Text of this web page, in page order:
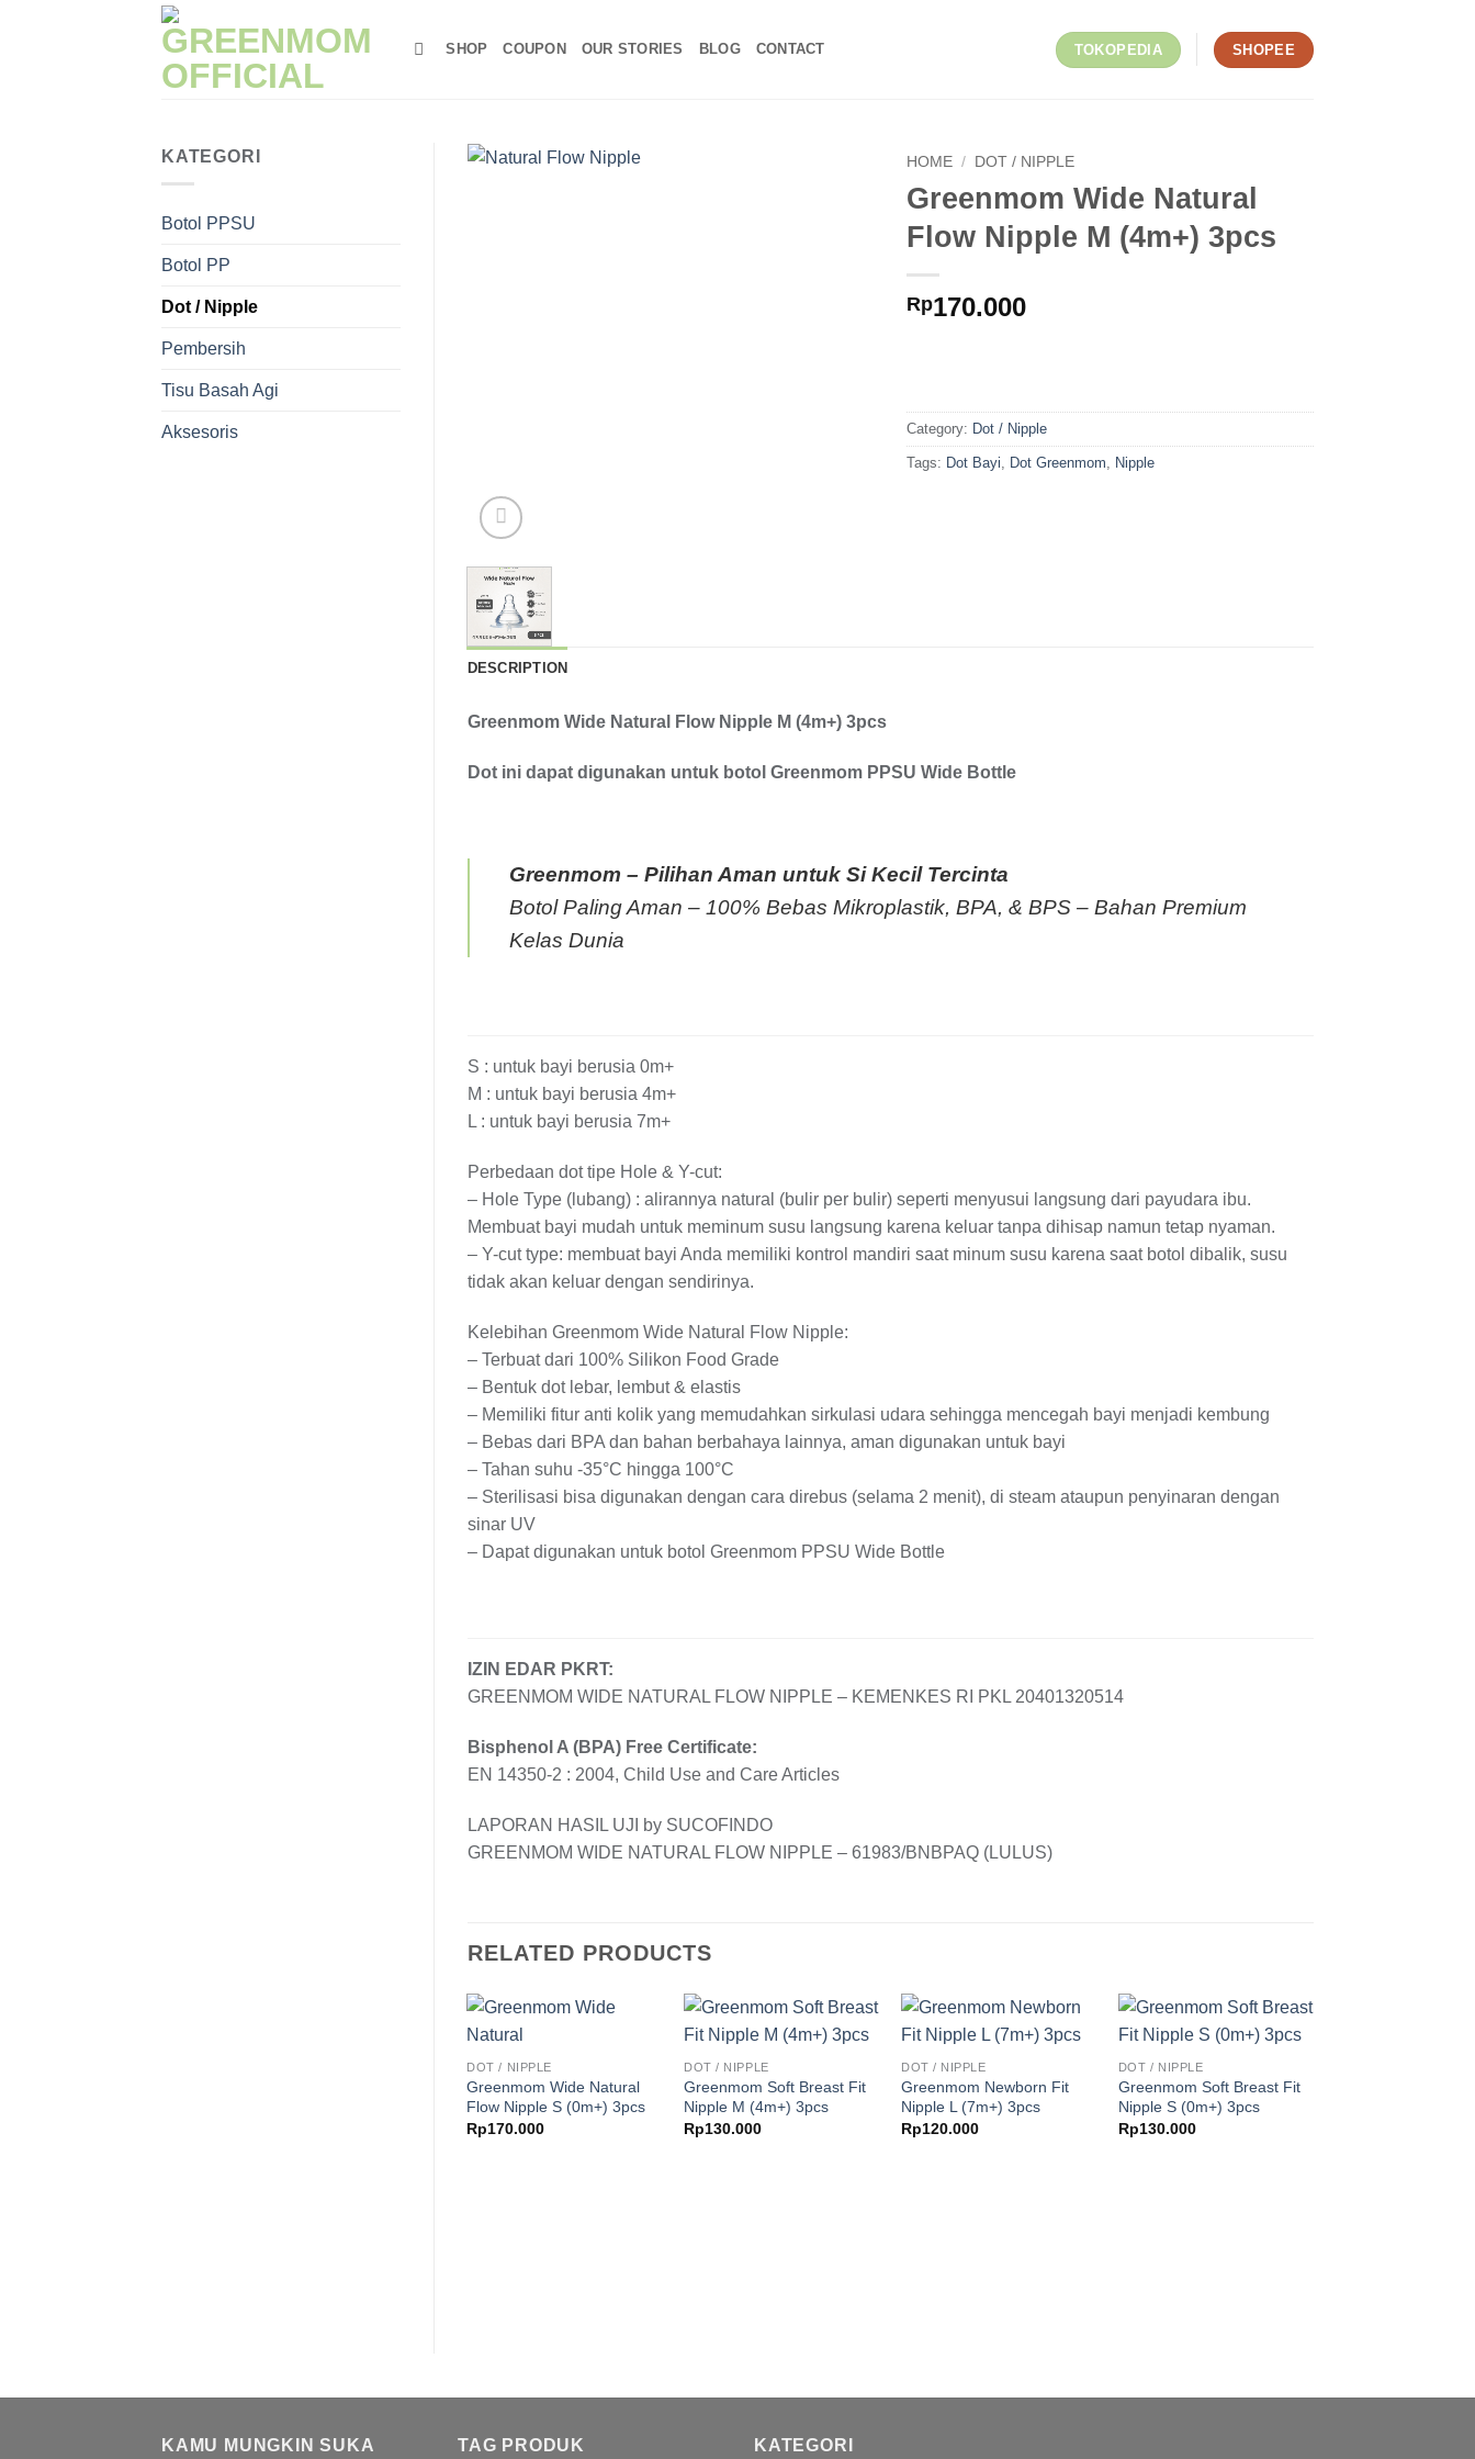
SHOP COUPON OUR STORIES BLOG CONTACT TOKOPEDIA SHOPEE
KATEGORI
Botol PPSU
Botol PP
Dot / Nipple
Pembersih
Tisu Basah Agi
Aksesoris
HOME / DOT / NIPPLE
Greenmom Wide Natural
Flow Nipple M (4m+) 3pcs
Rp170.000
Category: Dot / Nipple
Tags: Dot Bayi Dot Greenmom Nipple
DESCRIPTION
Greenmom Wide Natural Flow Nipple M (4m+) 3pcs
Dot ini dapat digunakan untuk botol Greenmom PPSU Wide Bottle
Greenmom – Pilihan Aman untuk Si Kecil Tercinta
Botol Paling Aman – 100% Bebas Mikroplastik, BPA, & BPS – Bahan Premium
Kelas Dunia
S : untuk bayi berusia 0m+
M : untuk bayi berusia 4m+
L : untuk bayi berusia 7m+
Perbedaan dot tipe Hole & Y-cut:
– Hole Type (lubang) : alirannya natural (bulir per bulir) seperti menyusui langsung dari payudara ibu.
Membuat bayi mudah untuk meminum susu langsung karena keluar tanpa dihisap namun tetap nyaman.
– Y-cut type: membuat bayi Anda memiliki kontrol mandiri saat minum susu karena saat botol dibalik, susu
tidak akan keluar dengan sendirinya.
Kelebihan Greenmom Wide Natural Flow Nipple:
– Terbuat dari 100% Silikon Food Grade
– Bentuk dot lebar, lembut & elastis
– Memiliki fitur anti kolik yang memudahkan sirkulasi udara sehingga mencegah bayi menjadi kembung
– Bebas dari BPA dan bahan berbahaya lainnya, aman digunakan untuk bayi
– Tahan suhu -35°C hingga 100°C
– Sterilisasi bisa digunakan dengan cara direbus (selama 2 menit), di steam ataupun penyinaran dengan
sinar UV
– Dapat digunakan untuk botol Greenmom PPSU Wide Bottle
IZIN EDAR PKRT:
GREENMOM WIDE NATURAL FLOW NIPPLE – KEMENKES RI PKL 20401320514
Bisphenol A (BPA) Free Certificate:
EN 14350-2 : 2004, Child Use and Care Articles
LAPORAN HASIL UJI by SUCOFINDO
GREENMOM WIDE NATURAL FLOW NIPPLE – 61983/BNBPAQ (LULUS)
RELATED PRODUCTS
DOT / NIPPLE
Greenmom Wide Natural
Flow Nipple S (0m+) 3pcs
Rp170.000
DOT / NIPPLE
Greenmom Soft Breast Fit
Nipple M (4m+) 3pcs
Rp130.000
DOT / NIPPLE
Greenmom Newborn Fit
Nipple L (7m+) 3pcs
Rp120.000
DOT / NIPPLE
Greenmom Soft Breast Fit
Nipple S (0m+) 3pcs
Rp130.000
KAMU MUNGKIN SUKA TAG PRODUK KATEGORI